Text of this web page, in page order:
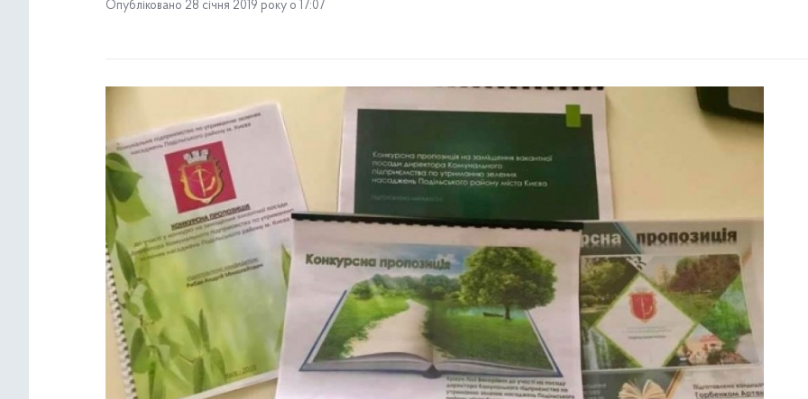
Опубліковано 28 січня 2019 року о 17:07